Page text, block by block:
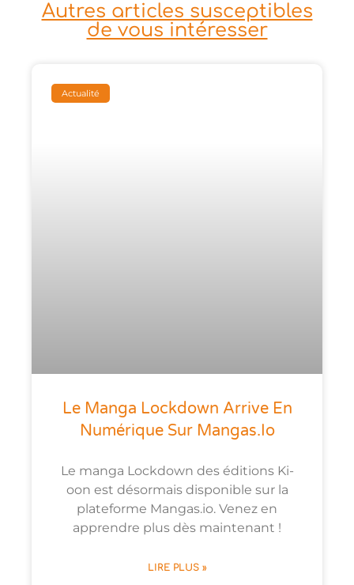
Autres articles susceptibles
de vous intéresser
Actualité
Le Manga Lockdown Arrive En
Numérique Sur Mangas.io
Le manga Lockdown des éditions Ki-
oon est désormais disponible sur la
plateforme Mangas.io. Venez en
apprendre plus dès maintenant !
LIRE PLUS »